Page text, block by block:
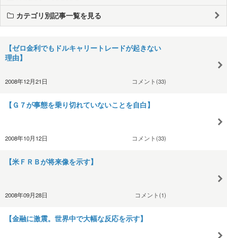
カテゴリ別記事一覧を見る
【ゼロ金利でもドルキャリートレードが起きない
理由】
2008年12月21日 コメント(33)
【Ｇ７が事態を乗り切れていないことを自白】
2008年10月12日 コメント(33)
【米ＦＲＢが将来像を示す】
2008年09月28日 コメント(1)
【金融に激震。世界中で大幅な反応を示す】